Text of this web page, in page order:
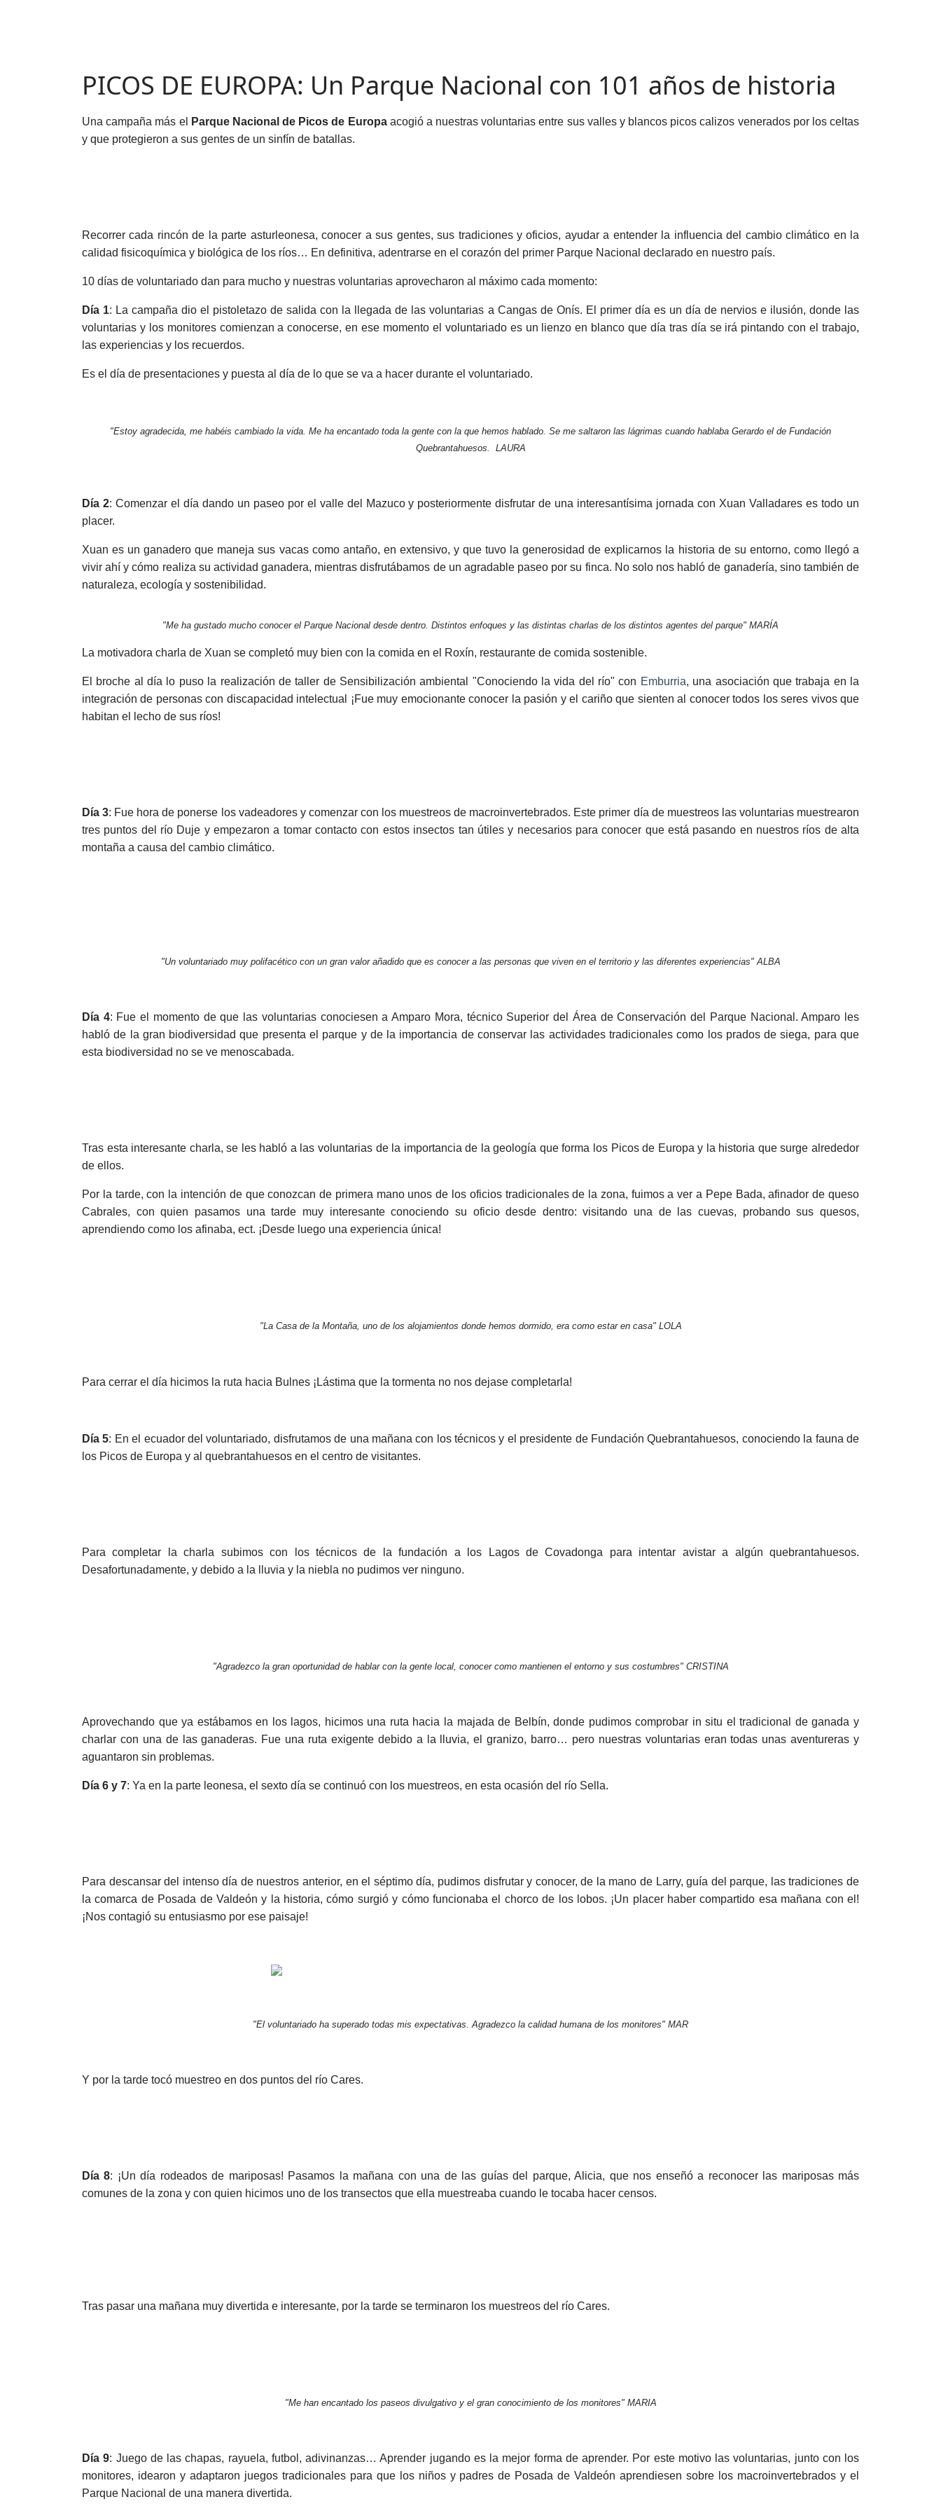
PICOS DE EUROPA: Un Parque Nacional con 101 años de historia
Una campaña más el Parque Nacional de Picos de Europaacogió a nuestras voluntarias entre sus valles y blancos picos calizos venerados por los celtas
y que protegieron a sus gentes de un sinfín de batallas.
Recorrer cada rincón de la parte asturleonesa, conocer a sus gentes, sus tradiciones y oficios, ayudar a entender la influencia del cambio climático en la
calidad fisicoquímica y biológica de los ríos… En definitiva, adentrarse en el corazón del primer Parque Nacional declarado en nuestro país.
10 días de voluntariado dan para mucho y nuestras voluntarias aprovecharon al máximo cada momento:
Día 1: La campaña dio el pistoletazo de salida con la llegada de las voluntarias a Cangas de Onís. El primer día es un día de nervios e ilusión, donde las
voluntarias y los monitores comienzan a conocerse, en ese momento el voluntariado es un lienzo en blanco que día tras día se irá pintando con el trabajo,
las experiencias y los recuerdos.
Es el día de presentaciones y puesta al día de lo que se va a hacer durante el voluntariado.
"Estoy agradecida, me habéis cambiado la vida. Me ha encantado toda la gente con la que hemos hablado. Se me saltaron las lágrimas cuando hablaba Gerardo el de Fundación
Quebrantahuesos. LAURA
Día 2: Comenzar el día dando un paseo por el valle del Mazuco y posteriormente disfrutar de una interesantísima jornada con Xuan Valladares es todo un
placer.
Xuan es un ganadero que maneja sus vacas como antaño, en extensivo, y que tuvo la generosidad de explicarnos la historia de su entorno, como llegó a
vivir ahí y cómo realiza su actividad ganadera, mientras disfrutábamos de un agradable paseo por su finca. No solo nos habló de ganadería, sino también de
naturaleza, ecología y sostenibilidad.
"Me ha gustado mucho conocer el Parque Nacional desde dentro. Distintos enfoques y las distintas charlas de los distintos agentes del parque" MARÍA
La motivadora charla de Xuan se completó muy bien con la comida en el Roxín, restaurante de comida sostenible.
El broche al día lo puso la realización de taller de Sensibilización ambiental "Conociendo la vida del río" con Emburria, una asociación que trabaja en la
integración de personas con discapacidad intelectual ¡Fue muy emocionante conocer la pasión y el cariño que sienten al conocer todos los seres vivos que
habitan el lecho de sus ríos!
Día 3: Fue hora de ponerse los vadeadores y comenzar con los muestreos de macroinvertebrados. Este primer día de muestreos las voluntarias muestrearon
tres puntos del río Duje y empezaron a tomar contacto con estos insectos tan útiles y necesarios para conocer que está pasando en nuestros ríos de alta
montaña a causa del cambio climático.
"Un voluntariado muy polifacético con un gran valor añadido que es conocer a las personas que viven en el territorio y las diferentes experiencias" ALBA
Día 4: Fue el momento de que las voluntarias conociesen a Amparo Mora, técnico Superior del Área de Conservación del Parque Nacional. Amparo les
habló de la gran biodiversidad que presenta el parque y de la importancia de conservar las actividades tradicionales como los prados de siega, para que
esta biodiversidad no se ve menoscabada.
Tras esta interesante charla, se les habló a las voluntarias de la importancia de la geología que forma los Picos de Europa y la historia que surge alrededor
de ellos.
Por la tarde, con la intención de que conozcan de primera mano unos de los oficios tradicionales de la zona, fuimos a ver a Pepe Bada, afinador de queso
Cabrales, con quien pasamos una tarde muy interesante conociendo su oficio desde dentro: visitando una de las cuevas, probando sus quesos,
aprendiendo como los afinaba, ect. ¡Desde luego una experiencia única!
"La Casa de la Montaña, uno de los alojamientos donde hemos dormido, era como estar en casa" LOLA
Para cerrar el día hicimos la ruta hacia Bulnes ¡Lástima que la tormenta no nos dejase completarla!
Día 5: En el ecuador del voluntariado, disfrutamos de una mañana con los técnicos y el presidente de Fundación Quebrantahuesos, conociendo la fauna de
los Picos de Europa y al quebrantahuesos en el centro de visitantes.
Para completar la charla subimos con los técnicos de la fundación a los Lagos de Covadonga para intentar avistar a algún quebrantahuesos.
Desafortunadamente, y debido a la lluvia y la niebla no pudimos ver ninguno.
"Agradezco la gran oportunidad de hablar con la gente local, conocer como mantienen el entorno y sus costumbres" CRISTINA
Aprovechando que ya estábamos en los lagos, hicimos una ruta hacia la majada de Belbín, donde pudimos comprobar in situ el tradicional de ganada y
charlar con una de las ganaderas. Fue una ruta exigente debido a la lluvia, el granizo, barro… pero nuestras voluntarias eran todas unas aventureras y
aguantaron sin problemas.
Día 6 y 7: Ya en la parte leonesa, el sexto día se continuó con los muestreos, en esta ocasión del río Sella.
Para descansar del intenso día de nuestros anterior, en el séptimo día, pudimos disfrutar y conocer, de la mano de Larry, guía del parque, las tradiciones de
la comarca de Posada de Valdeón y la historia, cómo surgió y cómo funcionaba el chorco de los lobos. ¡Un placer haber compartido esa mañana con el!
¡Nos contagió su entusiasmo por ese paisaje!
"El voluntariado ha superado todas mis expectativas. Agradezco la calidad humana de los monitores" MAR
Y por la tarde tocó muestreo en dos puntos del río Cares.
Día 8: ¡Un día rodeados de mariposas! Pasamos la mañana con una de las guías del parque, Alicia, que nos enseñó a reconocer las mariposas más
comunes de la zona y con quien hicimos uno de los transectos que ella muestreaba cuando le tocaba hacer censos.
Tras pasar una mañana muy divertida e interesante, por la tarde se terminaron los muestreos del río Cares.
"Me han encantado los paseos divulgativo y el gran conocimiento de los monitores" MARIA
Día 9: Juego de las chapas, rayuela, futbol, adivinanzas… Aprender jugando es la mejor forma de aprender. Por este motivo las voluntarias, junto con los
monitores, idearon y adaptaron juegos tradicionales para que los niños y padres de Posada de Valdeón aprendiesen sobre los macroinvertebrados y el
Parque Nacional de una manera divertida.